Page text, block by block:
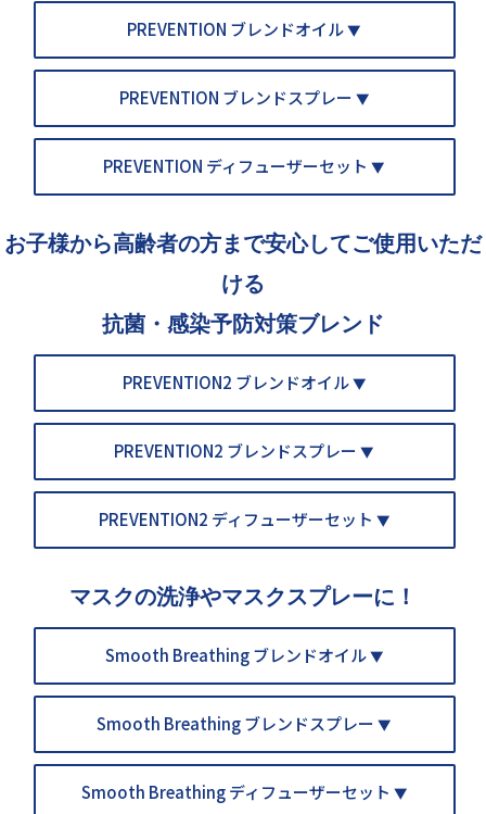
PREVENTION ブレンドオイル▼
PREVENTION ブレンドスプレー ▼
PREVENTION ディフューザーセット▼
お子様から高齢者の方まで安心してご使用いただ
ける
抗菌・感染予防対策ブレンド
PREVENTION2 ブレンドオイル▼
PREVENTION2 ブレンドスプレー▼
PREVENTION2 ディフューザーセット ▼
マスクの洗浄やマスクスプレーに！
Smooth Breathing ブレンドオイル▼
Smooth Breathing ブレンドスプレー▼
Smooth Breathing ディフューザーセット ▼